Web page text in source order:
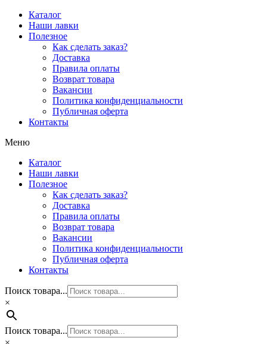
Перейти
содержимому
Каталог
Наши лавки
Полезное
Как сделать заказ?
Доставка
Правила оплаты
Возврат товара
Вакансии
Политика конфиденциальности
Публичная оферта
Контакты
Меню
Каталог
Наши лавки
Полезное
Как сделать заказ?
Доставка
Правила оплаты
Возврат товара
Вакансии
Политика конфиденциальности
Публичная оферта
Контакты
Поиск товара...
×
Поиск товара...